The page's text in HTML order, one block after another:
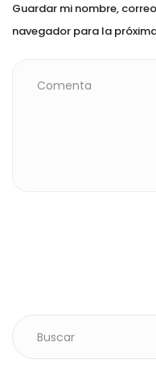
Guardar mi nombre,
navegador para la